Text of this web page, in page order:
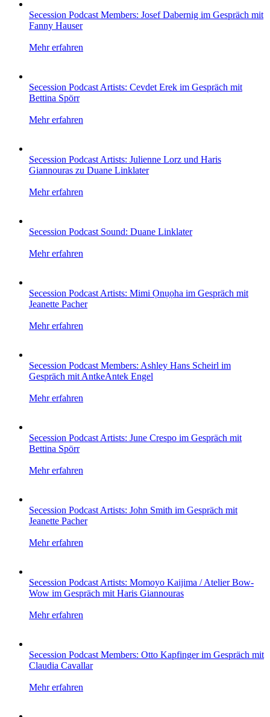
Secession Podcast Members: Josef Dabernig im Gespräch mit
Fanny Hauser
Mehr erfahren
Secession Podcast Artists: Cevdet Erek im Gespräch mit
Bettina Spörr
Mehr erfahren
Secession Podcast Artists: Julienne Lorz und Haris
Giannouras zu Duane Linklater
Mehr erfahren
Secession Podcast Sound: Duane Linklater
Mehr erfahren
Secession Podcast Artists: Mimi Ọnụọha im Gespräch mit
Jeanette Pacher
Mehr erfahren
Secession Podcast Members: Ashley Hans Scheirl im
Gespräch mit AntkeAntek Engel
Mehr erfahren
Secession Podcast Artists: June Crespo im Gespräch mit
Bettina Spörr
Mehr erfahren
Secession Podcast Artists: John Smith im Gespräch mit
Jeanette Pacher
Mehr erfahren
Secession Podcast Artists: Momoyo Kaijima / Atelier Bow-
Wow im Gespräch mit Haris Giannouras
Mehr erfahren
Secession Podcast Members: Otto Kapfinger im Gespräch mit
Claudia Cavallar
Mehr erfahren